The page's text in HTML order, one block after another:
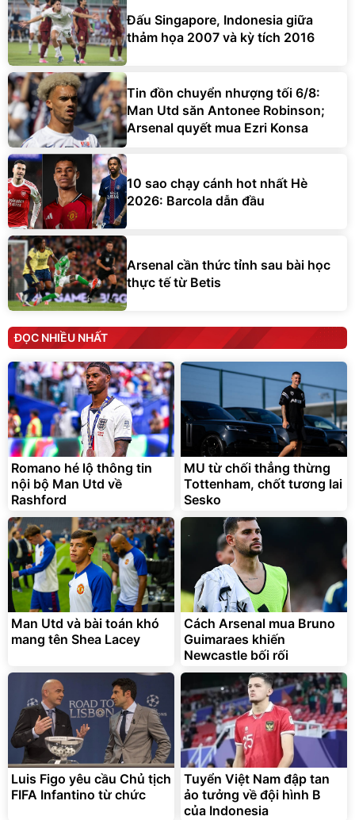
Đấu Singapore, Indonesia giữa
thảm họa 2007 và kỳ tích 2016
Tin đồn chuyển nhượng tối 6/8:
Man Utd săn Antonee Robinson;
Arsenal quyết mua Ezri Konsa
10 sao chạy cánh hot nhất Hè
2026: Barcola dẫn đầu
Arsenal cần thức tỉnh sau bài học
thực tế từ Betis
ĐỌC NHIỀU NHẤT
Romano hé lộ thông tin
nội bộ Man Utd về
Rashford
MU từ chối thẳng thừng
Tottenham, chốt tương lai
Sesko
Man Utd và bài toán khó
mang tên Shea Lacey
Cách Arsenal mua Bruno
Guimaraes khiến
Newcastle bối rối
Luis Figo yêu cầu Chủ tịch
FIFA Infantino từ chức
Tuyển Việt Nam đập tan
ảo tưởng về đội hình B
của Indonesia